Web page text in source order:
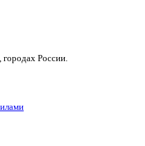
России.